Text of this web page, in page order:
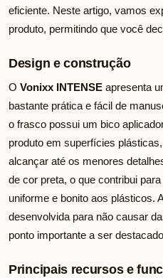
eficiente. Neste artigo, vamos
produto, permitindo que você
Design e construção
O Vonixx INTENSE apresenta
bastante prática e fácil de
o frasco possui um bico
produto em superfícies
alcançar até os menores
de cor preta, o que contribui
uniforme e bonito aos plásticos.
desenvolvida para não causar
ponto importante a ser
Principais recursos e